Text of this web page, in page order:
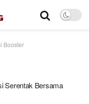
Booster
Serentak Bersama